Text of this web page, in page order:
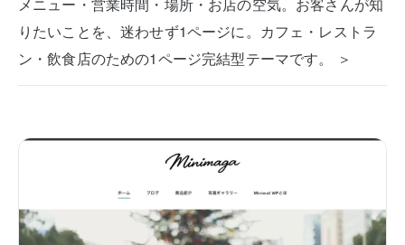
りたいことを、迷わせず1ページに。カフェ・レストラ
ン・飲食店のための1ページ完結型テーマです。 ＞